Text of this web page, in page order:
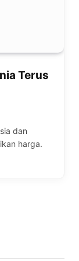
Terus
dan
harga.